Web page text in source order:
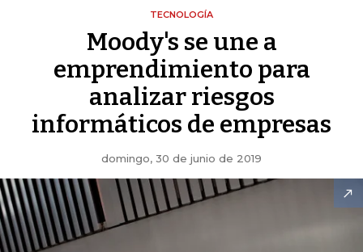
TECNOLOGÍA
Moody's se une a
emprendimiento para
analizar riesgos
informáticos de empresas
domingo, 30 de junio de 2019